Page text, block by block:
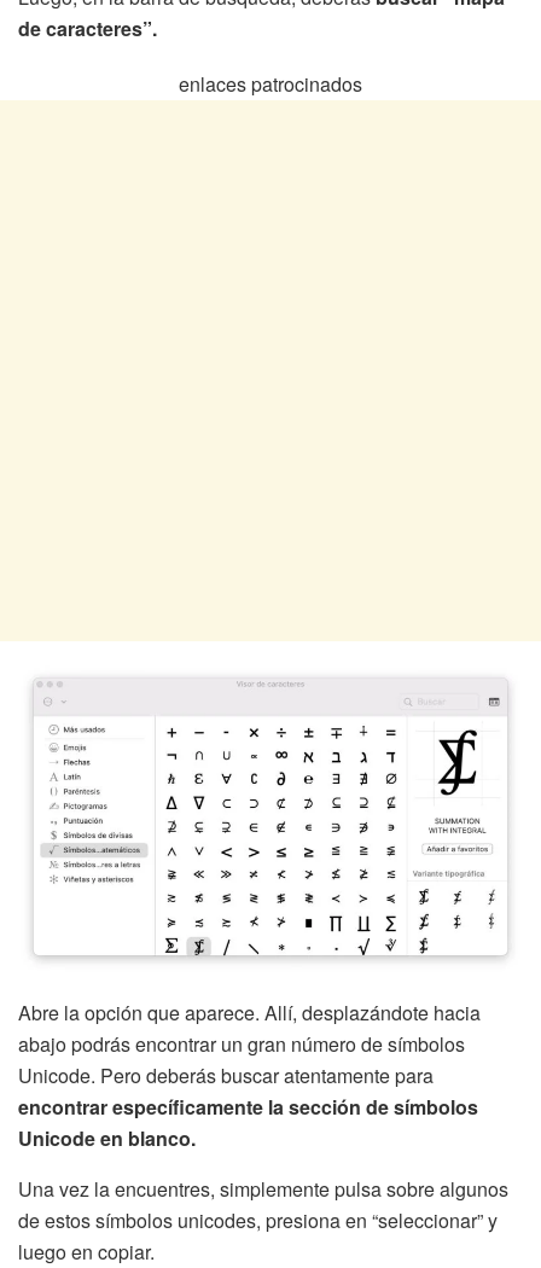
de caracteres”.
enlaces patrocinados
Abre la opción que aparece. Allí, desplazándote hacia
abajo podrás encontrar un gran número de símbolos
Unicode. Pero deberás buscar atentamente para
encontrar específicamente la sección de símbolos
Unicode en blanco.
Una vez la encuentres, simplemente pulsa sobre algunos
de estos símbolos unicodes, presiona en “seleccionar” y
luego en copiar.